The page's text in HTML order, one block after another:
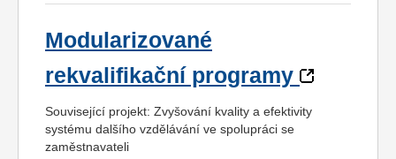
Modularizované
rekvalifikační programy
Související projekt: Zvyšování kvality a efektivity
systému dalšího vzdělávání ve spolupráci se
zaměstnavateli